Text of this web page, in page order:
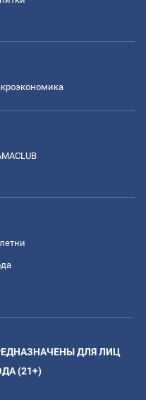
ДЛЯ ЛИЦ
(21+)